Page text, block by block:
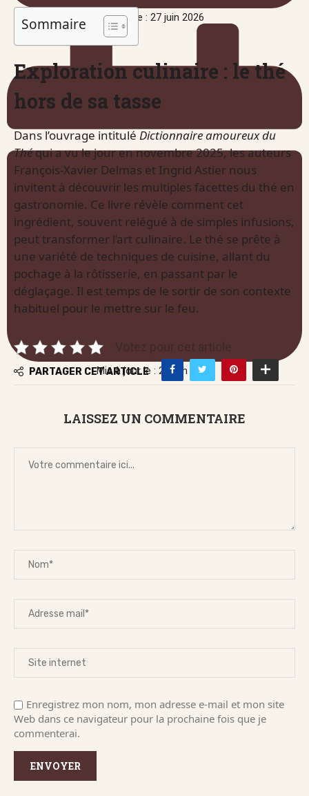
Publié le : 27 juin 2026
Mis à jour le : 27 juin 2026
Sommaire
Exploration culinaire : le thé
hors de sa tasse
Dans l’ouvrage intitulé Dictionnaire amoureux du
Théqui a vu le jour en novembre 2025, les auteurs
François-Xavier Delmas et Ingrid Astier nous
invitent à découvrir les multiples facettes du thé en
gastronomie. Ce livre révèle comment cet
ingrédient, souvent relégué à de simples infusions,
peut transformer l’art culinaire. Le thé se prête à
une variété de techniques de cuisine, allant du
pochage à la rôtisserie, en passant par le
déglaçage. Il est temps de le sortir de son contexte
habituel pour le mettre sur le feu.
Votez pour cet article
PARTAGER CET ARTICLE
LAISSEZ UN COMMENTAIRE
Enregistrez mon nom, mon adresse e-mail et mon site
Web dans ce navigateur pour la prochaine fois que je
commenterai.